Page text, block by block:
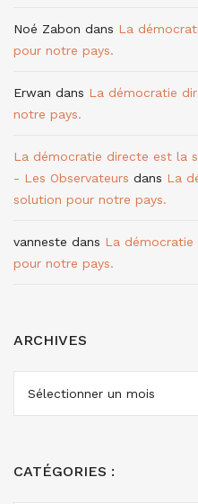
Noé Zabon dans La
pour notre pays.
Erwan dans La démocratie
notre pays.
La démocratie directe est la
- Les Observateurs dans La
solution pour notre pays.
vanneste dans La
pour notre pays.
ARCHIVES
ARCHIVES
CATÉGORIES :